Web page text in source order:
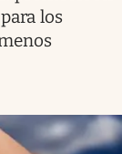
los